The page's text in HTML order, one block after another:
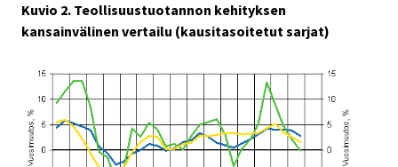
Kuvio 2. Teollisuustuotannon kehityksen
kansainvälinen vertailu (kausitasoitetut sarjat)